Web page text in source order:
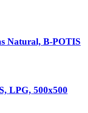
Natural, B-POTIS
LPG, 500x500